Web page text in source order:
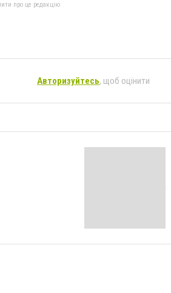
про це редакцію
Авторизуйтесь, щоб оцінити